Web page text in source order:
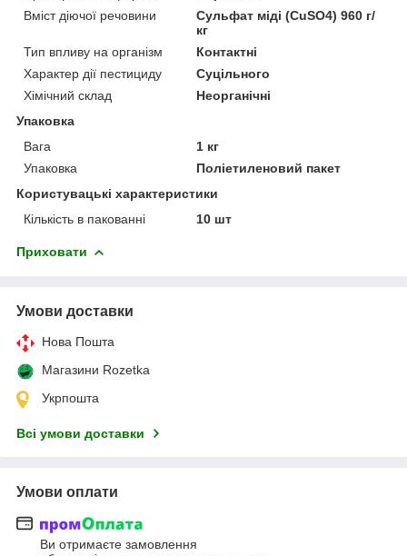
Вміст діючої речовини
Сульфат міді (CuSO4) 960 г/
кг
Тип впливу на організм
Контактні
Характер дії пестициду
Суцільного
Хімічний склад
Неорганічні
Упаковка
Вага
1 кг
Упаковка
Поліетиленовий пакет
Користувацькі характеристики
Кількість в пакованні
10 шт
Приховати
Умови доставки
Нова Пошта
Магазини Rozetka
Укрпошта
Всі умови доставки
Умови оплати
Ви отримаєте замовлення